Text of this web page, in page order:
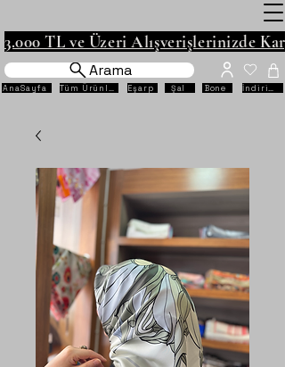
AnaSayfa Tüm Ürünler Eşarp Şal Bone
Arama
3.000 TL ve Üzeri Alışverişlerinizde
İndirimli